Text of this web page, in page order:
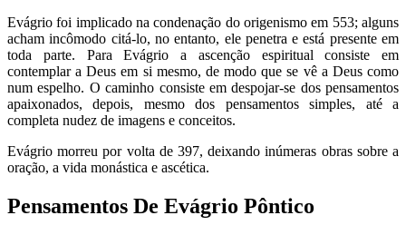
Evágrio foi implicado na condenação do origenismo em 553; alguns
acham incômodo citá-lo, no entanto, ele penetra e está presente em
toda parte. Para Evágrio a ascenção espiritual consiste em
contemplar a Deus em si mesmo, de modo que se vê a Deus como
num espelho. O caminho consiste em despojar-se dos pensamentos
apaixonados, depois, mesmo dos pensamentos simples, até a
completa nudez de imagens e conceitos.
Evágrio morreu por volta de 397, deixando inúmeras obras sobre a
oração, a vida monástica e ascética.
Pensamentos De Evágrio Pôntico